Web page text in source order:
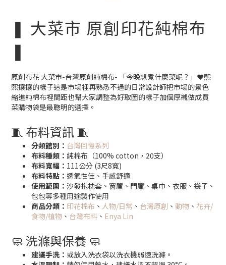
❚ 大菜市 原創印花純棉布
❚
原創布花 大菜市-台灣原創純棉布- 「今晚想煮什麼菜呢？」❤️熙
熙攘攘的樣子這是市場裡再熟悉不過的日常設計師把市場的景色
縮進純棉布裡間距也幫大家調整為好取圖的樣子加個厚襯做成買
菜購物袋是最聰明的選擇。
🧵 布料資訊 🧵
分類館別： 台灣回憶系列
布料種類： 純棉布（100% cotton，20支）
布料寬幅： 111公分 (3尺8寬)
布料特點： 透氣性佳、手感舒適
使用範圍： 沙發抱枕套、窗簾、門簾、桌巾、衣服、袋子、
包包等多種用途製作使用
商品分類： 印花棉布 、 人物/日常 、 台灣原創 、 動物 、 花卉/
食物/植物 、 台灣布料 、 Enya Lin
🧼 洗滌與保養 🧼
建議手洗： 或放入洗衣袋以洗衣機弱速洗滌。